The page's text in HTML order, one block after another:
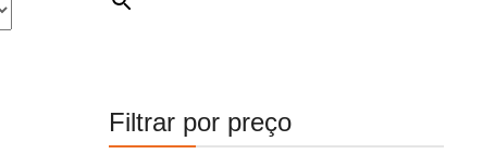
Filtrar por preço